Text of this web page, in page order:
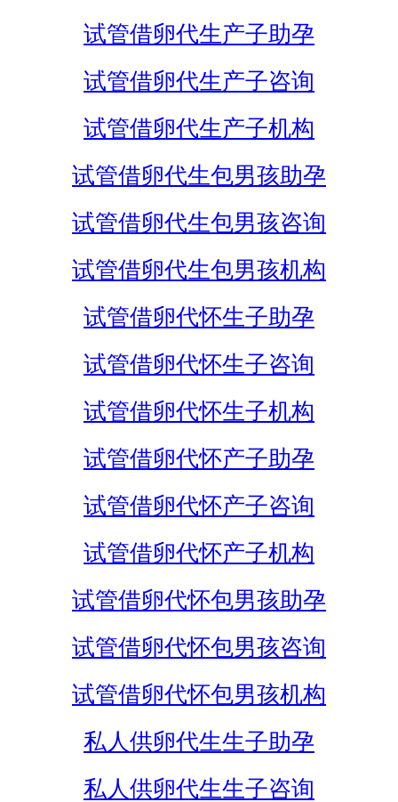
试管借卵代生产子助孕
试管借卵代生产子咨询
试管借卵代生产子机构
试管借卵代生包男孩助孕
试管借卵代生包男孩咨询
试管借卵代生包男孩机构
试管借卵代怀生子助孕
试管借卵代怀生子咨询
试管借卵代怀生子机构
试管借卵代怀产子助孕
试管借卵代怀产子咨询
试管借卵代怀产子机构
试管借卵代怀包男孩助孕
试管借卵代怀包男孩咨询
试管借卵代怀包男孩机构
私人供卵代生生子助孕
私人供卵代生生子咨询